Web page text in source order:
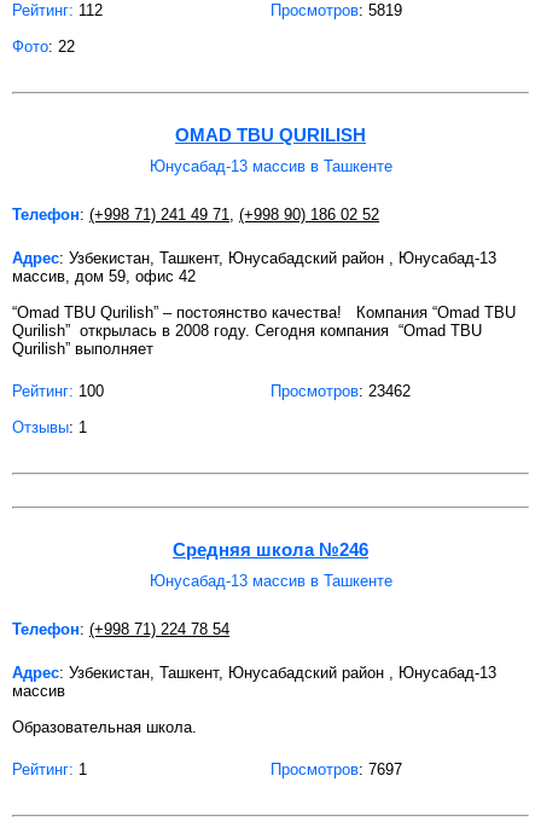
Рейтинг: 112 Просмотров: 5819
Фото: 22
OMAD TBU QURILISH
Юнусабад-13 массив в Ташкенте
Телефон: (+998 71) 241 49 71, (+998 90) 186 02 52
Адрес: Узбекистан, Ташкент, Юнусабадский район , Юнусабад-13
массив, дом 59, офис 42
“Omad TBU Qurilish” – постоянство качества! Компания “Omad TBU
Qurilish” открылась в 2008 году. Сегодня компания “Omad TBU
Qurilish” выполняет
Рейтинг: 100 Просмотров: 23462
Отзывы: 1
Средняя школа №246
Юнусабад-13 массив в Ташкенте
Телефон: (+998 71) 224 78 54
Адрес: Узбекистан, Ташкент, Юнусабадский район , Юнусабад-13
массив
Образовательная школа.
Рейтинг: 1 Просмотров: 7697